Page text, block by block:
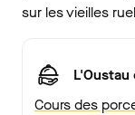
sur les vieilles
Cours des